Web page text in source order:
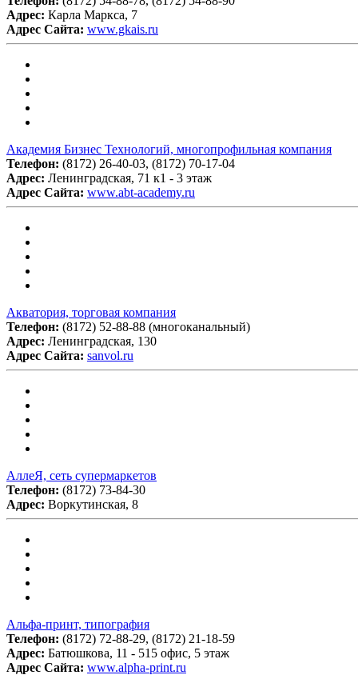
Адрес: Карла Маркса, 7
Адрес Сайта: www.gkais.ru
Академия Бизнес Технологий, многопрофильная компания
Телефон: (8172) 26-40-03, (8172) 70-17-04
Адрес: Ленинградская, 71 к1 - 3 этаж
Адрес Сайта: www.abt-academy.ru
Акватория, торговая компания
Телефон: (8172) 52-88-88 (многоканальный)
Адрес: Ленинградская, 130
Адрес Сайта: sanvol.ru
АллеЯ, сеть супермаркетов
Телефон: (8172) 73-84-30
Адрес: Воркутинская, 8
Альфа-принт, типография
Телефон: (8172) 72-88-29, (8172) 21-18-59
Адрес: Батюшкова, 11 - 515 офис, 5 этаж
Адрес Сайта: www.alpha-print.ru